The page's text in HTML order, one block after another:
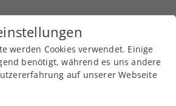
werden Cookies verwendet. Einige
benötigt, während es uns andere
auf unserer Webseite